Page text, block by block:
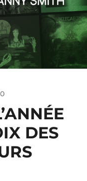
DES